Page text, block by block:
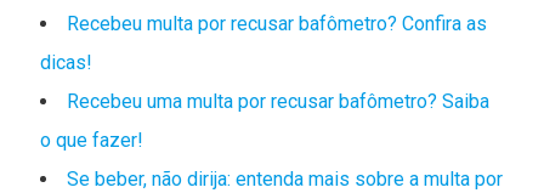
Recebeu multa por recusar bafômetro? Confira as
dicas!
Recebeu uma multa por recusar bafômetro? Saiba
o que fazer!
Se beber, não dirija: entenda mais sobre a multa por